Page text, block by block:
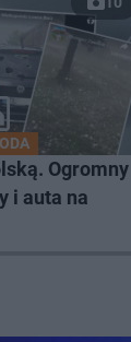
Ogromny
i auta na